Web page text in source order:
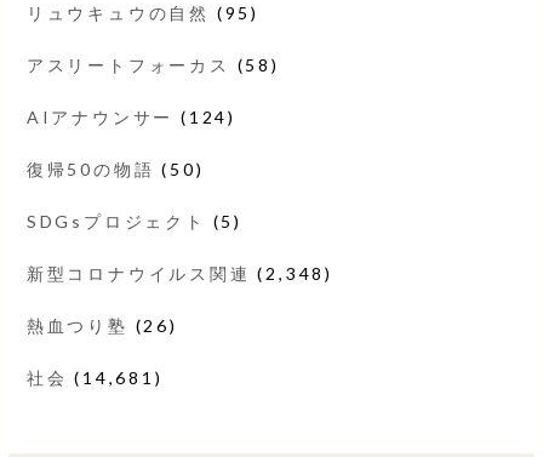
リュウキュウの自然 (95)
アスリートフォーカス (58)
AIアナウンサー (124)
復帰50の物語 (50)
SDGsプロジェクト (5)
新型コロナウイルス関連 (2,348)
熱血つり塾 (26)
社会 (14,681)